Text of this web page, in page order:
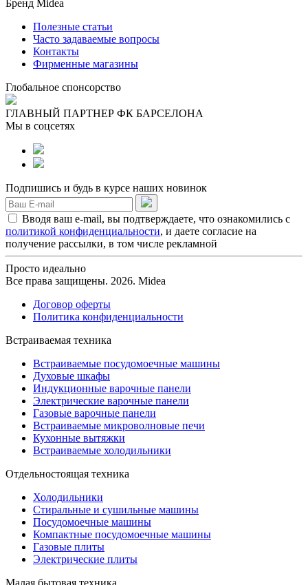
Бренд Midea
Полезные статьи
Часто задаваемые вопросы
Контакты
Фирменные магазины
Глобальное спонсорство
ГЛАВНЫЙ ПАРТНЕР ФК БАРСЕЛОНА
Мы в соцсетях
Подпишись и будь в курсе наших новинок
Вводя ваш e-mail, вы подтверждаете, что ознакомились с
политикой конфиденциальности, и даете согласие на
получение рассылки, в том числе рекламной
Просто идеально
Все права защищены. 2026. Midea
Договор оферты
Политика конфиденциальности
Встраиваемая техника
Встраиваемые посудомоечные машины
Духовые шкафы
Индукционные варочные панели
Электрические варочные панели
Газовые варочные панели
Встраиваемые микроволновые печи
Кухонные вытяжки
Встраиваемые холодильники
Отдельностоящая техника
Холодильники
Стиральные и сушильные машины
Посудомоечные машины
Компактные посудомоечные машины
Газовые плиты
Электрические плиты
Малая бытовая техника